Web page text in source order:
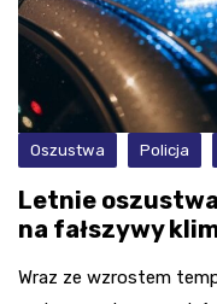
Oszustwa Policja
Letnie
na fałszywy
Wraz ze wzrostem